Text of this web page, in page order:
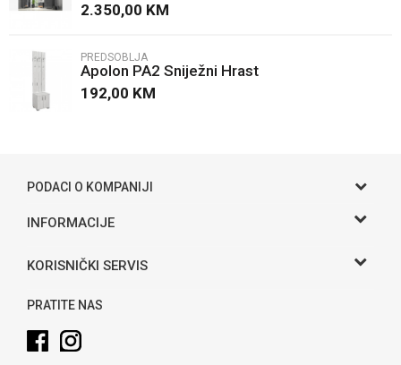
2.350,00 KM
PREDSOBLJA
Apolon PA2 Sniježni Hrast
192,00 KM
PODACI O KOMPANIJI
Gama S doo
Adresa
Telefon:
Email:
INFORMACIJE
O nama
KORISNIČKI SERVIS
Uslovi korišćenja i prodaje
Kako kupiti
PRATITE NAS